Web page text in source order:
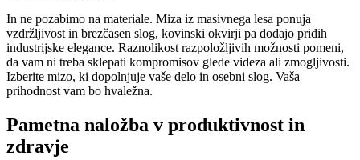
In ne pozabimo na materiale. Miza iz masivnega lesa ponuja
vzdržljivost in brezčasen slog, kovinski okvirji pa dodajo pridih
industrijske elegance. Raznolikost razpoložljivih možnosti pomeni,
da vam ni treba sklepati kompromisov glede videza ali zmogljivosti.
Izberite mizo, ki dopolnjuje vaše delo in osebni slog. Vaša
prihodnost vam bo hvaležna.
Pametna naložba v produktivnost in
zdravje